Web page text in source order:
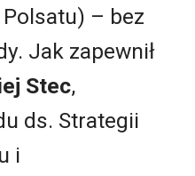
– bez
Jak zapewnił
Stec,
ds. Strategii
i